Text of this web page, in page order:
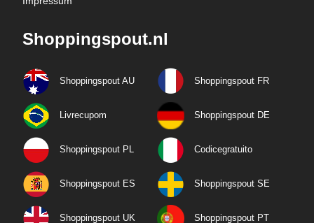
Shoppingspout.nl
Shoppingspout AU Shoppingspout FR
Livrecupom Shoppingspout DE
Shoppingspout PL Codicegratuito
Shoppingspout ES Shoppingspout SE
Shoppingspout UK Shoppingspout PT